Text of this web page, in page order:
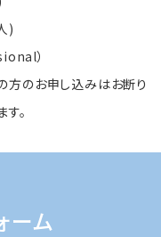
)
）
のお申し込みはお断り
。
ーム